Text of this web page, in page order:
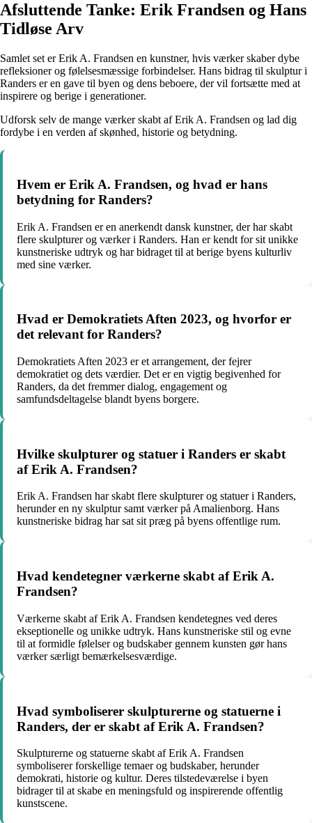
Afsluttende Tanke: Erik Frandsen og Hans
Tidløse Arv
Samlet set er Erik A. Frandsen en kunstner, hvis værker skaber dybe
refleksioner og følelsesmæssige forbindelser. Hans bidrag til skulptur i
Randers er en gave til byen og dens beboere, der vil fortsætte med at
inspirere og berige i generationer.
Udforsk selv de mange værker skabt af Erik A. Frandsen og lad dig
fordybe i en verden af skønhed, historie og betydning.
Hvem er Erik A. Frandsen, og hvad er hans
betydning for Randers?
Erik A. Frandsen er en anerkendt dansk kunstner, der har skabt
flere skulpturer og værker i Randers. Han er kendt for sit unikke
kunstneriske udtryk og har bidraget til at berige byens kulturliv
med sine værker.
Hvad er Demokratiets Aften 2023, og hvorfor er
det relevant for Randers?
Demokratiets Aften 2023 er et arrangement, der fejrer
demokratiet og dets værdier. Det er en vigtig begivenhed for
Randers, da det fremmer dialog, engagement og
samfundsdeltagelse blandt byens borgere.
Hvilke skulpturer og statuer i Randers er skabt
af Erik A. Frandsen?
Erik A. Frandsen har skabt flere skulpturer og statuer i Randers,
herunder en ny skulptur samt værker på Amalienborg. Hans
kunstneriske bidrag har sat sit præg på byens offentlige rum.
Hvad kendetegner værkerne skabt af Erik A.
Frandsen?
Værkerne skabt af Erik A. Frandsen kendetegnes ved deres
ekseptionelle og unikke udtryk. Hans kunstneriske stil og evne
til at formidle følelser og budskaber gennem kunsten gør hans
værker særligt bemærkelsesværdige.
Hvad symboliserer skulpturerne og statuerne i
Randers, der er skabt af Erik A. Frandsen?
Skulpturerne og statuerne skabt af Erik A. Frandsen
symboliserer forskellige temaer og budskaber, herunder
demokrati, historie og kultur. Deres tilstedeværelse i byen
bidrager til at skabe en meningsfuld og inspirerende offentlig
kunstscene.